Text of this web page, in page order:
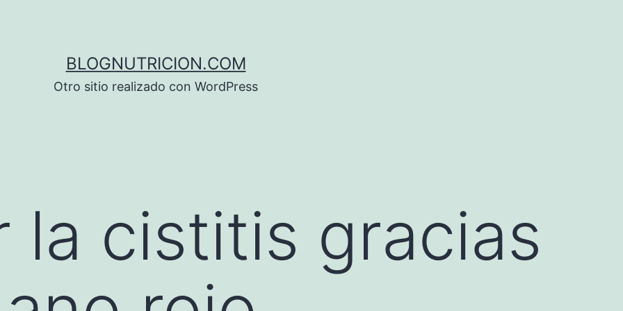
BLOGNUTRICION.COM
Otro sitio realizado con WordPress
la cistitis gracias